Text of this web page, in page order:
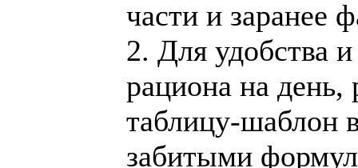
части и заранее
2. Для удобства
рациона на день,
таблицу-шаблон
забитыми